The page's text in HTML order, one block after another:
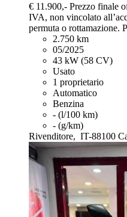
€ 11.900,- Prezzo finale
IVA, non vincolato
permuta o rottamazione.
2.750 km
05/2025
43 kW (58 CV)
Usato
1 proprietario
Automatico
Benzina
- (l/100 km)
- (g/km)
Rivenditore, IT-88100